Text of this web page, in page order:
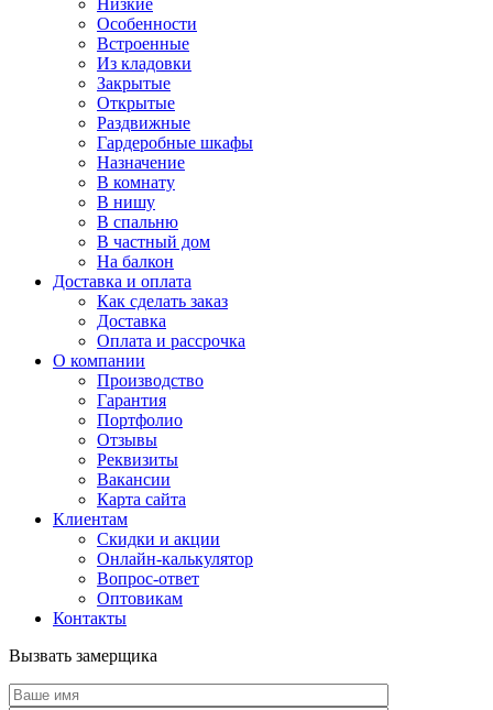
Низкие
Особенности
Встроенные
Из кладовки
Закрытые
Открытые
Раздвижные
Гардеробные шкафы
Назначение
В комнату
В нишу
В спальню
В частный дом
На балкон
Доставка и оплата
Как сделать заказ
Доставка
Оплата и рассрочка
О компании
Производство
Гарантия
Портфолио
Отзывы
Реквизиты
Вакансии
Карта сайта
Клиентам
Скидки и акции
Онлайн-калькулятор
Вопрос-ответ
Оптовикам
Контакты
Вызвать замерщика